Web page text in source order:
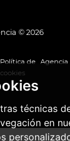
técnicas
en
© 2026
Política de
cookies